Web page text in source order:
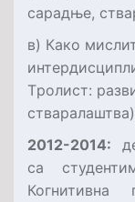
сарадње,
в) Како
Tролист:
стваралаштва)
2012-2014:
са
Когнитивна